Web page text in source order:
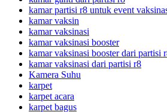
kamar partisi r8 untuk event
kamar vaksin
kamar vaksinasi
kamar vaksinasi booster
kamar vaksinasi booster dari partisi
kamar vaksinasi dari partisi r8
Kamera Suhu
karpet
karpet acara
karpet bagus